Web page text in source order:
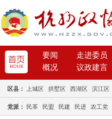
要闻 走进委员
概况
议政建言
区县： 上城区 拱墅区 西湖区 滨江区
党派： 民革 民盟 民建 民进 农工党